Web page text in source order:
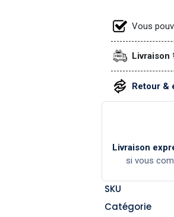
Vous
Livraison
Retour &
Livraison
si vous
SKU
Catégorie